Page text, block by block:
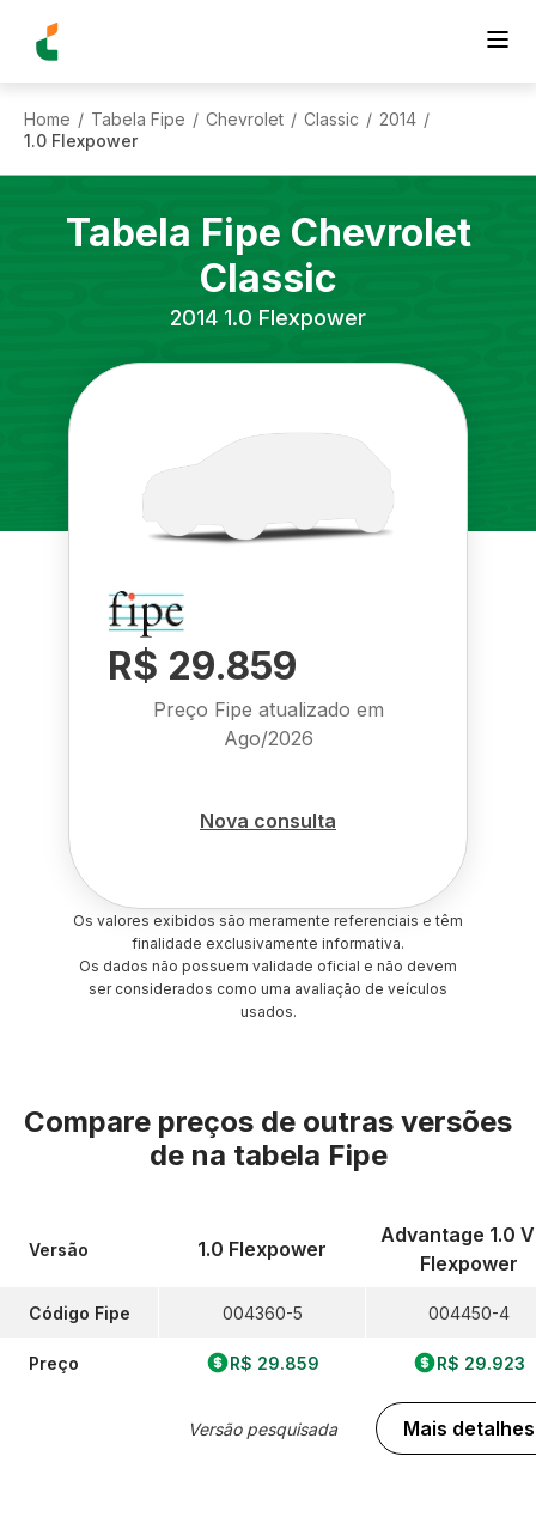
Home / Tabela Fipe / Chevrolet / Classic / 2014 /
1.0 Flexpower
Tabela Fipe Chevrolet
Classic
2014 1.0 Flexpower
R$ 29.859
Preço Fipe atualizado em
Ago/2026
Nova consulta
Os valores exibidos são meramente referenciais e têm
finalidade exclusivamente informativa.
Os dados não possuem validade oficial e não devem
ser considerados como uma avaliação de veículos
usados.
Compare preços de outras versões
de na tabela Fipe
Versão
Código Fipe
Preço
1.0 Flexpower
004360-5
R$ 29.859
Versão pesquisada
Advantage 1.0
Flexpower
004450-4
R$ 29.923
Mais detalhes